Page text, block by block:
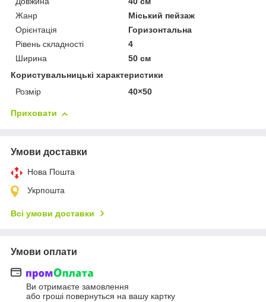
Жанр
Міський пейзаж
Орієнтація
Горизонтальна
Рівень складності
4
Ширина
50 см
Користувальницькі характеристики
Розмір
40×50
Приховати
Умови доставки
Нова Пошта
Укрпошта
Всі умови доставки
Умови оплати
Ви отримаєте замовлення
або гроші повернуться на вашу картку